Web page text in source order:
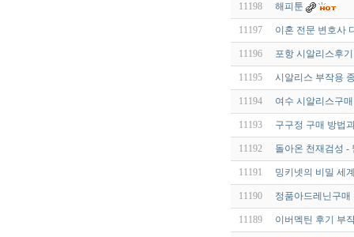
11198 해피툰
11197 이혼 전문 변호사
11196 포항 시알리스후
11195 시알리스 부작용
11194 여수 시알리스구
11193 구구정 구매 방법
11192 돌아온 천재검성 -
11191 밍키넷의 비밀 세
11190 정품아드레닌구
11189 이버멕틴 후기 부